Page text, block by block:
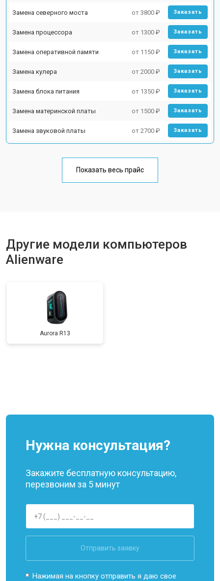
Замена северного моста от 3800 ₽ Заказать
Замена процессора от 1300 ₽ Заказать
Замена оперативной памяти от 1150 ₽ Заказать
Замена кулера от 2000 ₽ Заказать
Замена блока питания от 1350 ₽ Заказать
Замена материнской платы от 1500 ₽ Заказать
Замена звуковой платы от 2700 ₽ Заказать
Показать весь прайс
Другие модели компьютеров
Alienware
Aurora R13
Нужна консультация?
Закажите бесплатную консультацию,
перезвоним за 5 минут
Отправить заявку
Нажимая на кнопку отправить я даю свое